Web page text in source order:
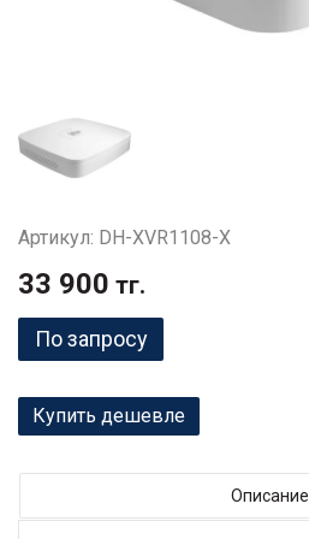
Артикул: DH-XVR1108-X
33 900 тг.
По запросу
Купить дешевле
Описание